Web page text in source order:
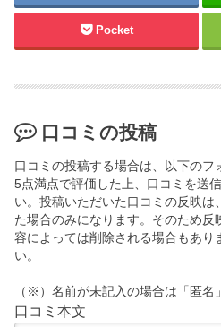
Pocket
口コミの投稿
口コミの投稿する場合は、以下のフ
5点満点で評価した上、口コミを送
い。投稿いただいた口コミの反映は
た場合のみになります。そのため反
容によっては削除される場合もあり
い。
（※）名前が未記入の場合は「匿名
口コミ本文